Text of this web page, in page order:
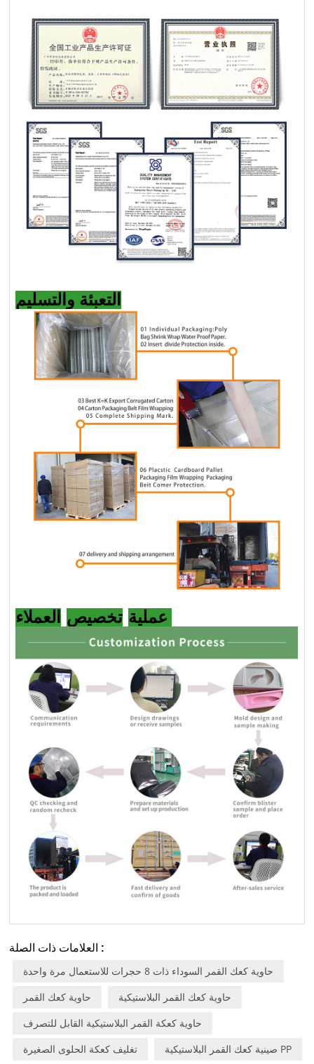
التعبئة والتسليم
عملية تخصيص
العلامات ذات الصلة :
حاوية كعك القمر السوداء ذات 8 حجرات للاستعمال مرة واحدة
حاوية كعك القمر
حاوية كعك القمر البلاستيكية
حاوية كعكة القمر البلاستيكية القابل للتصرف
تغليف كعكة الحلوى الصغيرة
صينية كعك القمر البلاستيكية PP